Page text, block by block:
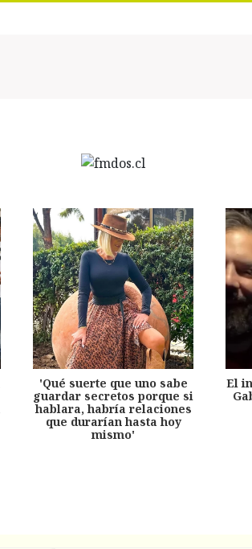
'Qué suerte que uno sabe
guardar secretos porque si
hablara, habría relaciones
que durarían hasta hoy
mismo'
El